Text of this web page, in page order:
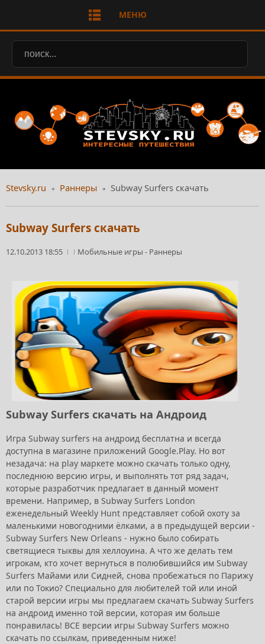
МЕНЮ
Stevsky.ru Раннеры Subway Surfers скачать
Subway Surfers скачать
12.10.2013 18:55 Мобильные игры - Раннеры
Subway Surfers скачать на Андроид
Игра Subway surfers на андроид бесплатна и всегда
доступна в магазине приложений Google.Play. Но вот
незадача: на play маркете можно скачать только одну,
последнюю версию игры, и выполнять тот ряд задач,
которые разработчик предлагает в данный момент
времени. Например, в Subway Surfers London
еженедельный Weekly Hunt представляет собой охоту за
маленькими новогодними ёлками, а в предыдущей версии -
Subway Surfers New Orleans - нужно было собирать
светящиеся тыквы для хеллоуина. А что же делать тем
игрокам, кто хочет вернуться в полюбившийся им Subway
Surfers Майами или Сидней, снова пробежаться по Парижу
или по Токио? Специально для любителей той или иной
старой версии игры мы предлагаем скачать Subway Surfers
на андроид именно той версии, которая им больше
понравилась! ВСЕ версии игры Subway Surfers можно
скачать по ссылкам, приведенным ниже!